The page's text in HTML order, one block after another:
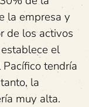
la empresa y
de los activos
el
tendría
la
muy alta.